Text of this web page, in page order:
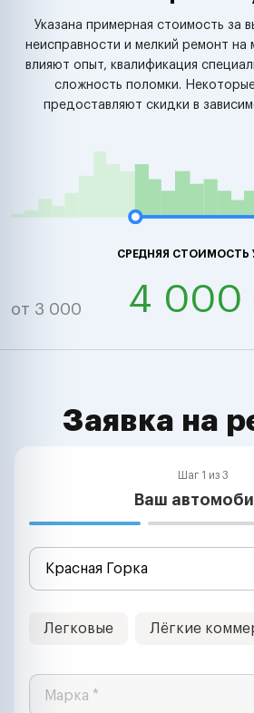
Указана примерная стоимость за
неисправности и мелкий ремонт на
влияют опыт, квалификация
сложность поломки.
предоставляют скидки в
СРЕДНЯЯ СТОИМОСТЬ
от 3 000 4 000
Заявка на
Шаг 1 из 3
Ваш
Легковые Лёгкие
Марка *